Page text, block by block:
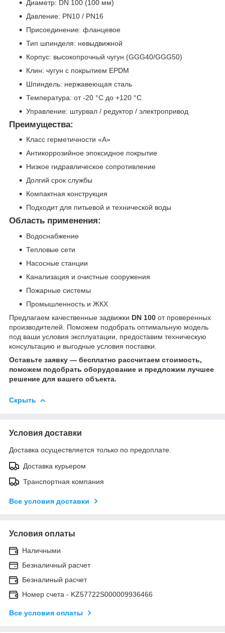
Диаметр: DN 100 (100 мм)
Давление: PN10 / PN16
Присоединение: фланцевое
Тип шпинделя: невыдвижной
Корпус: высокопрочный чугун (GGG40/GGG50)
Клин: чугун с покрытием EPDM
Шпиндель: нержавеющая сталь
Температура: от -20 °C до +120 °C
Управление: штурвал / редуктор / электропривод
Преимущества:
Класс герметичности «А»
Антикоррозийное эпоксидное покрытие
Низкое гидравлическое сопротивление
Долгий срок службы
Компактная конструкция
Подходит для питьевой и технической воды
Область применения:
Водоснабжение
Тепловые сети
Насосные станции
Канализация и очистные сооружения
Пожарные системы
Промышленность и ЖКХ
Предлагаем качественные задвижки DN 100 от проверенных
производителей. Поможем подобрать оптимальную модель
под ваши условия эксплуатации, предоставим техническую
консультацию и выгодные условия поставки.
Оставьте заявку — бесплатно рассчитаем стоимость,
поможем подобрать оборудование и предложим лучшее
решение для вашего объекта.
Скрыть
Условия доставки
Доставка осуществляется только по предоплате.
Доставка курьером
Транспортная компания
Все условия доставки
Условия оплаты
Наличными
Безналичный расчет
Безналиный расчет
Номер счета - KZ57722S000009936466
Все условия оплаты